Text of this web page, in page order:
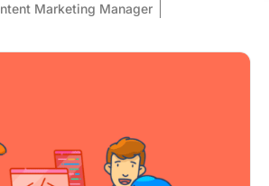
Marketing Manager